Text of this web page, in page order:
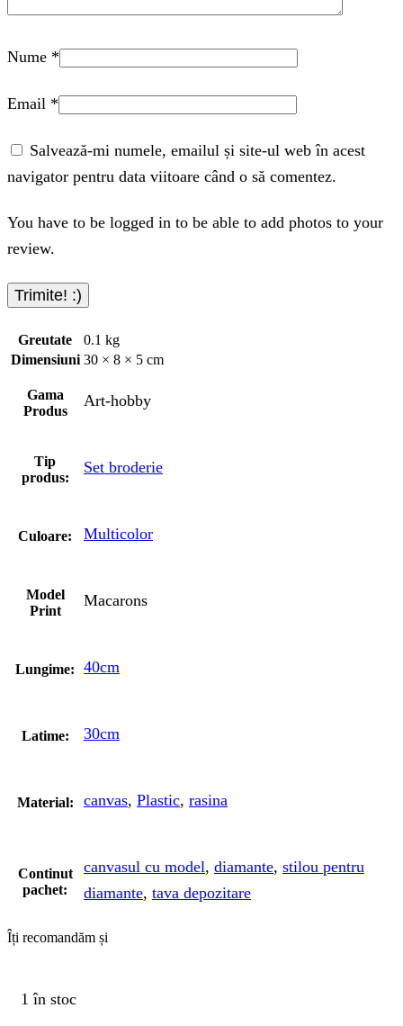
Nume *
Email *
Salvează-mi numele, emailul și site-ul web în acest
navigator pentru data viitoare când o să comentez.
You have to be logged in to be able to add photos to your
review.
Greutate
0.1 kg
Dimensiuni 30 × 8 × 5 cm
Gama
Produs
Art-hobby
Tip
produs:
Set broderie
Culoare: Multicolor
Model
Print
Macarons
Lungime: 40cm
Latime: 30cm
Material: canvas, Plastic, rasina
Continut
pachet:
canvasul cu model, diamante, stilou pentru
diamante, tava depozitare
Îți recomandăm și
1 în stoc